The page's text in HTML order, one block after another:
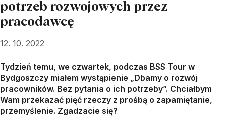
potrzeb rozwojowych przez
pracodawcę
12. 10. 2022
Tydzień temu, we czwartek, podczas BSS Tour w
Bydgoszczy miałem wystąpienie „Dbamy o rozwój
pracowników. Bez pytania o ich potrzeby”. Chciałbym
Wam przekazać pięć rzeczy z prośbą o zapamiętanie,
przemyślenie. Zgadzacie się?